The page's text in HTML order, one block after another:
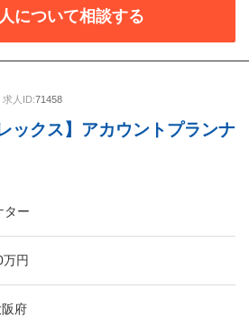
について相談する
求人ID:71458
ックス】アカウントプランナ
ター
円
府